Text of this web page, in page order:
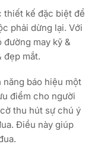
thiết kế đặc biệt để
phải dừng lại. Với
may kỹ &
đẹp mắt.
năng báo hiệu một
điểm cho người
thu hút sự chú ý
Điều này giúp